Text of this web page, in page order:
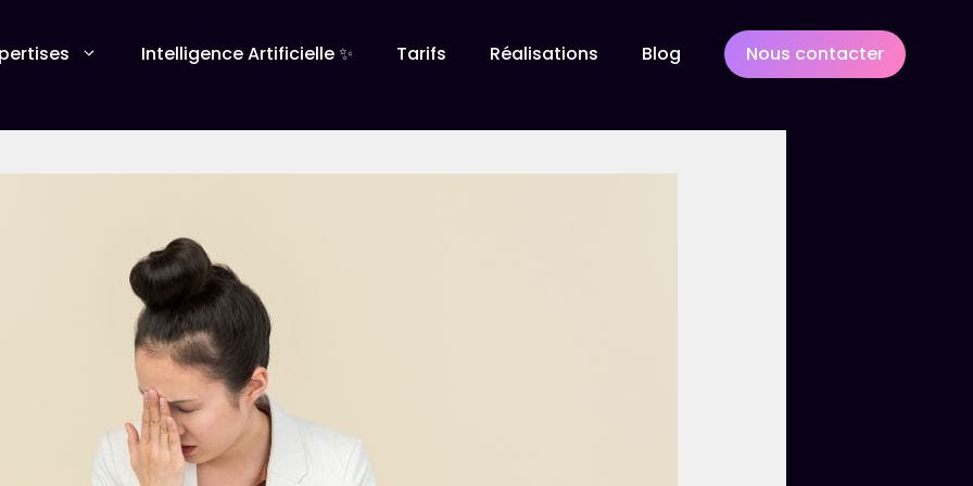
Création site web
Refonte de site internet
Maintenance de site internet
Stratégie Digitale
Intelligence Artificielle ✨ Tarifs Réalisations Blog Nous contacter